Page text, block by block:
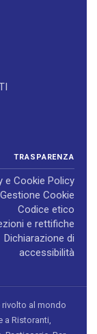
TRASPARENZA
e Cookie Policy
Gestione Cookie
Codice etico
e rettifiche
Dichiarazione di
accessibilità
rivolto al mondo
Ristoranti,